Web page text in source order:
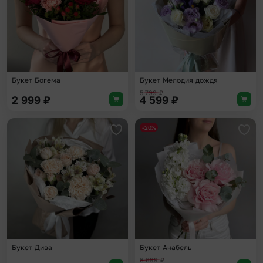
Букет Богема
2 999 ₽
Букет Мелодия дождя
5 799₽
4 599 ₽
Добавить в избранное
Букет Дива
-20%
Букет Анабель
6 699₽